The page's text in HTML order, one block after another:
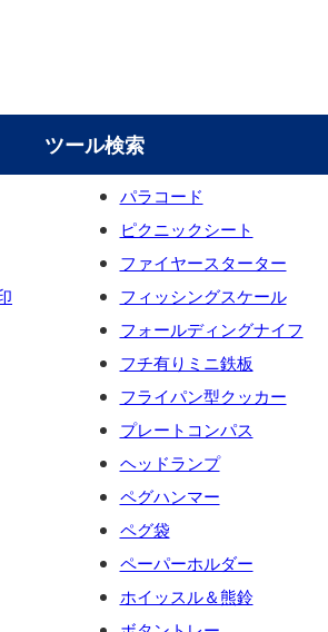
ツール検索
パラコード
ピクニックシート
ファイヤースターター
フィッシングスケール
フォールディングナイフ
フチ有りミニ鉄板
フライパン型クッカー
プレートコンパス
ヘッドランプ
ペグハンマー
ペグ袋
ペーパーホルダー
ホイッスル＆熊鈴